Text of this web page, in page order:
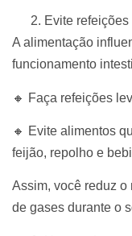
Evite
A alimentação
funcionamento
🔸 Faça refeições
🔸 Evite alimentos
feijão, repolho e
Assim, você reduz
de gases durante o